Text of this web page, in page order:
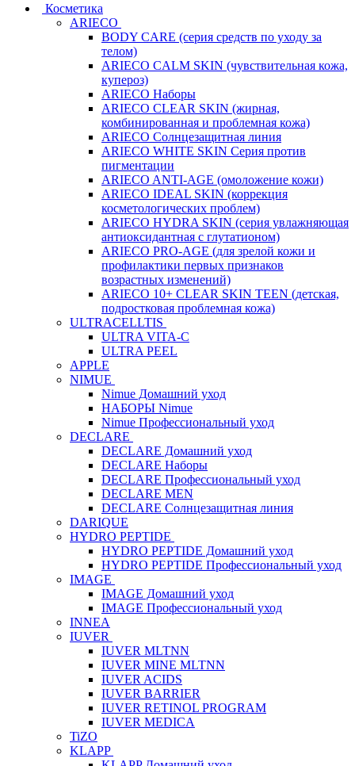
Косметика
ARIECO
BODY CARE (серия средств по уходу за
телом)
ARIECO CALM SKIN (чувствительная кожа,
купероз)
ARIECO Наборы
ARIECO CLEAR SKIN (жирная,
комбинированная и проблемная кожа)
ARIECO Солнцезащитная линия
ARIECO WHITE SKIN Серия против
пигментации
ARIECO ANTI-AGE (омоложение кожи)
ARIECO IDEAL SKIN (коррекция
косметологических проблем)
ARIECO HYDRA SKIN (серия увлажняющая
антиоксидантная с глутатионом)
ARIECO PRO-AGE (для зрелой кожи и
профилактики первых признаков
возрастных изменений)
ARIECO 10+ CLEAR SKIN TEEN (детская,
подростковая проблемная кожа)
ULTRACELLTIS
ULTRA VITA-C
ULTRA PEEL
APPLE
NIMUE
Nimue Домашний уход
НАБОРЫ Nimue
Nimue Профессиональный уход
DECLARE
DECLARE Домашний уход
DECLARE Наборы
DECLARE Профессиональный уход
DECLARE MEN
DECLARE Солнцезащитная линия
DARIQUE
HYDRO PEPTIDE
HYDRO PEPTIDE Домашний уход
HYDRO PEPTIDE Профессиональный уход
IMAGE
IMAGE Домашний уход
IMAGE Профессиональный уход
INNEA
IUVER
IUVER MLTNN
IUVER MINE MLTNN
IUVER ACIDS
IUVER BARRIER
IUVER RETINOL PROGRAM
IUVER MEDICA
TiZO
KLAPP